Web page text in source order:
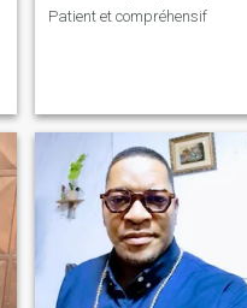
Patient et compréhensif